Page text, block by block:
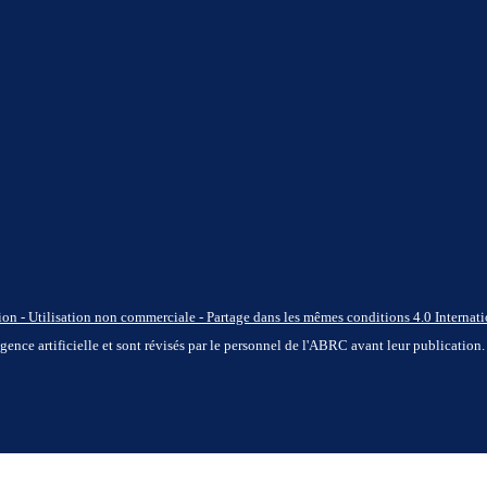
- Utilisation non commerciale - Partage dans les mêmes conditions 4.0
artificielle et sont révisés par le personnel de l'ABRC avant leur publication.